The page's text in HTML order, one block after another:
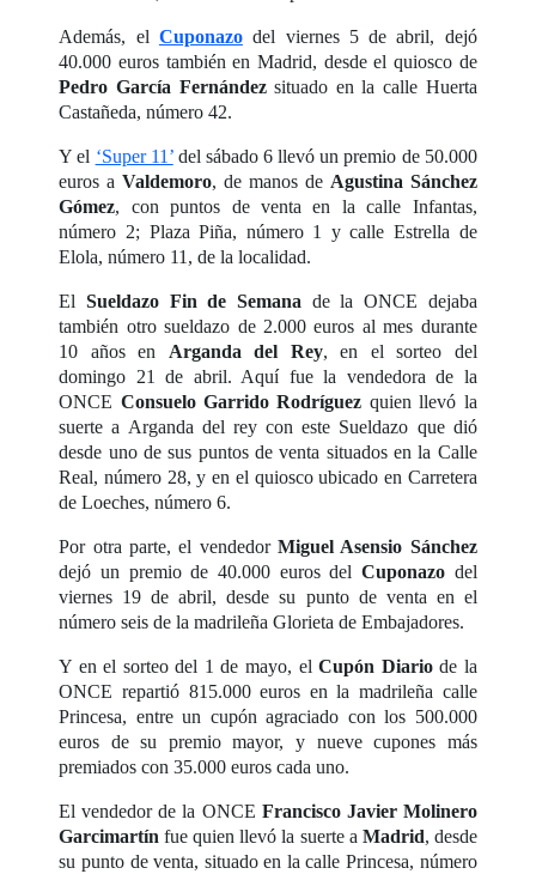
Además, el Cuponazodel viernes 5 de abril, dejó
40.000 euros también en Madrid, desde el quiosco de
Pedro García Fernándezsituado en la calle Huerta
Castañeda, número 42.
Y el ‘Super 11’del sábado 6 llevó un premio de 50.000
euros aValdemoro, de manos de Agustina Sánchez
Gómez, con puntos de venta en la calle Infantas,
número 2; Plaza Piña, número 1 y calle Estrella de
Elola, número 11, de la localidad.
El Sueldazo Fin de Semana de la ONCE dejaba
también otro sueldazo de 2.000 euros al mes durante
10 años en Arganda del Rey, en el sorteo del
domingo 21 de abril. Aquí fue la vendedora de la
ONCE Consuelo Garrido Rodríguez quien llevó la
suerte a Arganda del rey con este Sueldazo que dió
desde uno de sus puntos de venta situados en la Calle
Real, número 28, y en el quiosco ubicado en Carretera
de Loeches, número 6.
Por otra parte, el vendedor Miguel Asensio Sánchez
dejó un premio de 40.000 euros del Cuponazo del
viernes 19 de abril, desde su punto de venta en el
número seis de la madrileña Glorieta de Embajadores.
Y en el sorteo del 1 de mayo, elCupón Diariode la
ONCE repartió 815.000 euros en la madrileña calle
Princesa, entre un cupón agraciado con los 500.000
euros de su premio mayor, y nueve cupones más
premiados con 35.000 euros cada uno.
El vendedor de la ONCE Francisco Javier Molinero
Garcimartín fue quien llevó la suerte a Madrid, desde
su punto de venta, situado en la calle Princesa, número